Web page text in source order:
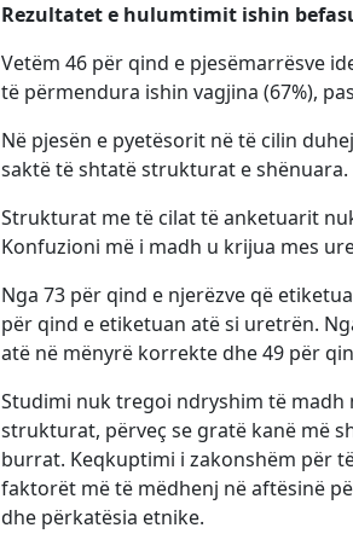
Rezultatet e hulumtimit ishin
Vetëm 46 për qind e pjesëmarrësve
të përmendura ishin vagjina (67%),
Në pjesën e pyetësorit në të cilin
saktë të shtatë strukturat e shënuara.
Strukturat me të cilat të anketuarit
Konfuzioni më i madh u krijua mes
Nga 73 për qind e njerëzve që
për qind e etiketuan atë si uretrën.
atë në mënyrë korrekte dhe 49 për
Studimi nuk tregoi ndryshim të
strukturat, përveç se gratë kanë më
burrat. Keqkuptimi i zakonshëm për
faktorët më të mëdhenj në aftësinë
dhe përkatësia etnike.